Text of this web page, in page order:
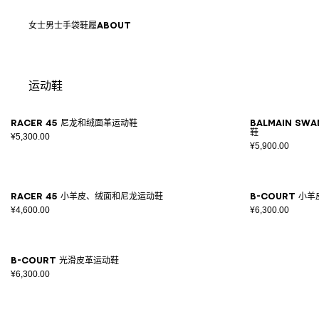
女士男士手袋鞋履ABOUT
运动鞋
Racer 45 尼龙和绒面革运动鞋
¥5,300.00
Balmain Swan
鞋
¥5,900.00
Racer 45 小羊皮、绒面和尼龙运动鞋
¥4,600.00
B-Court 小羊
¥6,300.00
B-Court 光滑皮革运动鞋
¥6,300.00